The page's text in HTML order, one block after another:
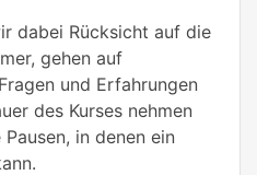
dabei Rücksicht auf die
gehen auf
und Erfahrungen
des Kurses nehmen
in denen ein